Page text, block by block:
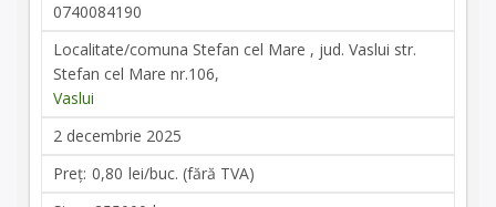
0740084190
Localitate/comuna Stefan cel Mare , jud. Vaslui str.
Stefan cel Mare nr.106,
Vaslui
2 decembrie 2025
0,80